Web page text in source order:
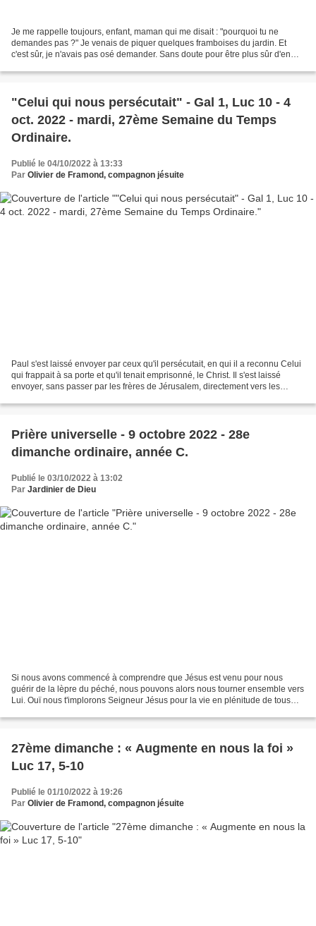
Je me rappelle toujours, enfant, maman qui me disait : "pourquoi tu ne
demandes pas ?" Je venais de piquer quelques framboises du jardin. Et
c'est sûr, je n'avais pas osé demander. Sans doute pour être plus sûr d'en
"Celui qui nous persécutait" - Gal 1, Luc 10 - 4
oct. 2022 - mardi, 27ème Semaine du Temps
Ordinaire.
Publié le 04/10/2022 à 13:33
Par Olivier de Framond, compagnon jésuite
Paul s'est laissé envoyer par ceux qu'il persécutait, en qui il a reconnu Celui
qui frappait à sa porte et qu'il tenait emprisonné, le Christ. Il s'est laissé
envoyer, sans passer par les frères de Jérusalem, directement vers les
Prière universelle - 9 octobre 2022 - 28e
dimanche ordinaire, année C.
Publié le 03/10/2022 à 13:02
Par Jardinier de Dieu
Si nous avons commencé à comprendre que Jésus est venu pour nous
guérir de la lèpre du péché, nous pouvons alors nous tourner ensemble vers
Lui. Ouï nous t'implorons Seigneur Jésus pour la vie en plénitude de tous
27ème dimanche : « Augmente en nous la foi »
Luc 17, 5-10
Publié le 01/10/2022 à 19:26
Par Olivier de Framond, compagnon jésuite